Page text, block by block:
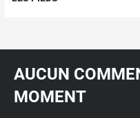
AUCUN
MOMENT